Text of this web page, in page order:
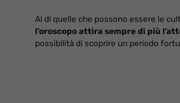
Al di quelle che possono essere le
l’oroscopo attira sempre di più
possibilità di scoprire un periodo